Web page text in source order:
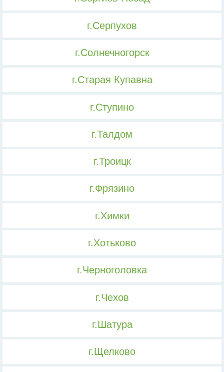
г.Серпухов
г.Солнечногорск
г.Старая Купавна
г.Ступино
г.Талдом
г.Троицк
г.Фрязино
г.Химки
г.Хотьково
г.Черноголовка
г.Чехов
г.Шатура
г.Щелково